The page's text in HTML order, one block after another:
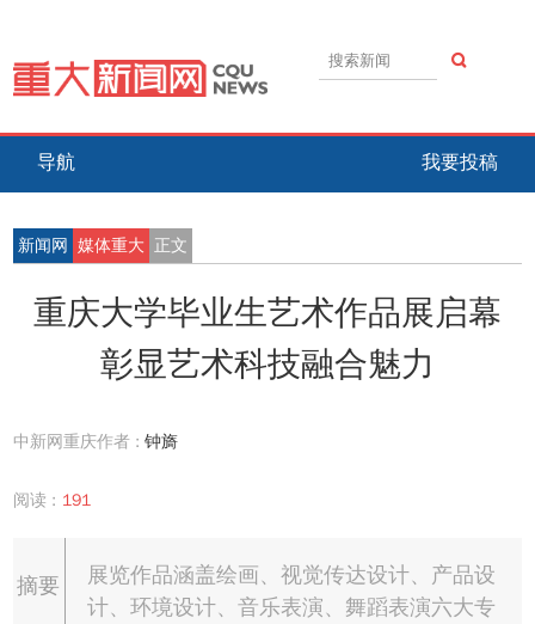
导航 我要投稿
新闻网 媒体重大 正文
重庆大学毕业生艺术作品展启幕
彰显艺术科技融合魅力
中新网重庆作者 :钟旖
阅读 : 191
摘要
展览作品涵盖绘画、视觉传达设计、产品设
计、环境设计、音乐表演、舞蹈表演六大专